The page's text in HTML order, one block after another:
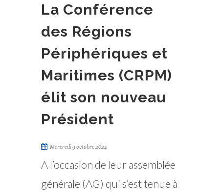
La Conférence
des Régions
Périphériques et
Maritimes (CRPM)
élit son nouveau
Président
Mercredi 9 octobre 2024
A l’occasion de leur assemblée
générale (AG) qui s’est tenue à